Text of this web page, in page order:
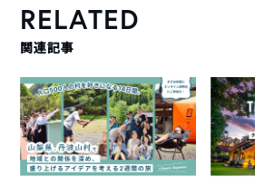
RELATED
関連記事